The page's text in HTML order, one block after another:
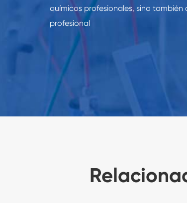
químicos profesionales, sino también
profesional